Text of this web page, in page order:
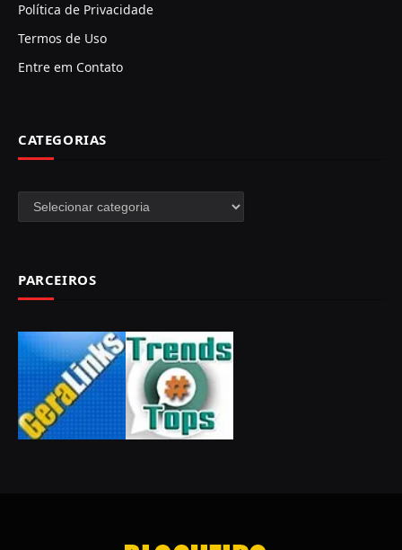
Política de Privacidade
Termos de Uso
Entre em Contato
CATEGORIAS
PARCEIROS